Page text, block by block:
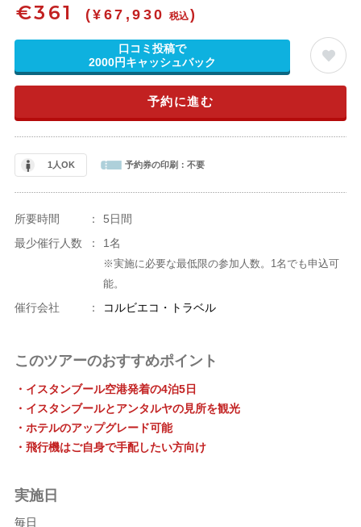
€361 (¥67,930 税込)
口コミ投稿で
2000円キャッシュバック
予約に進む
1人OK 予約券の印刷： 不要
所要時間 ：
5日間
最少催行人数
： 1名
※実施に必要な最低限の参加人数。1名でも申込可
能。
催行会社 ： コルビエコ・トラベル
このツアーのおすすめポイント
・イスタンブール空港発着の4泊5日
・イスタンブールとアンタルヤの見所を観光
・ホテルのアップグレード可能
・飛行機はご自身で手配したい方向け
実施日
毎日